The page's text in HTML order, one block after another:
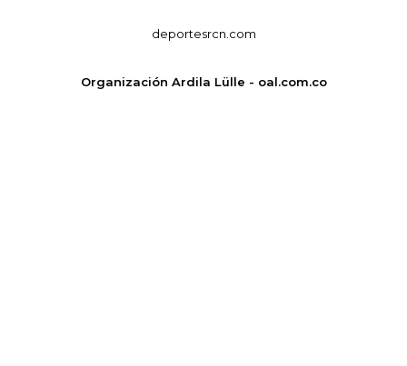
deportesrcn.com
Organización Ardila Lülle - oal.com.co